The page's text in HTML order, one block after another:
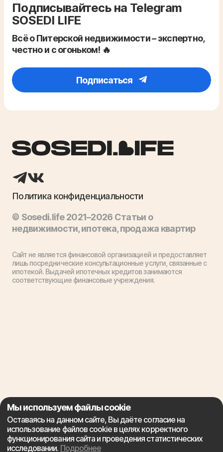
Подписывайтесь на Telegram
SOSEDI LIFE
Всё о Питерской недвижимости – экспертно,
честно и с огоньком! 🔥
Подписаться
Политика конфиденциальности
© Sosedi.life 2021–2026 Статьи о
недвижимости, ипотека, продажа квартир
Сайт не является финансовой организацией и предоставляет
лишь посреднические консультационные услуги, связанные с
ипотекой. Выдачей ипотечных кредитов занимаются
соответствующие финансовые учреждения.
Мы используем файлы cookie
Оставаясь на данном сайте, Вы даёте согласие на
использование файлов cookie в целях корректного
функционирования сайта и проведения статистических
исследовании. Подробнее